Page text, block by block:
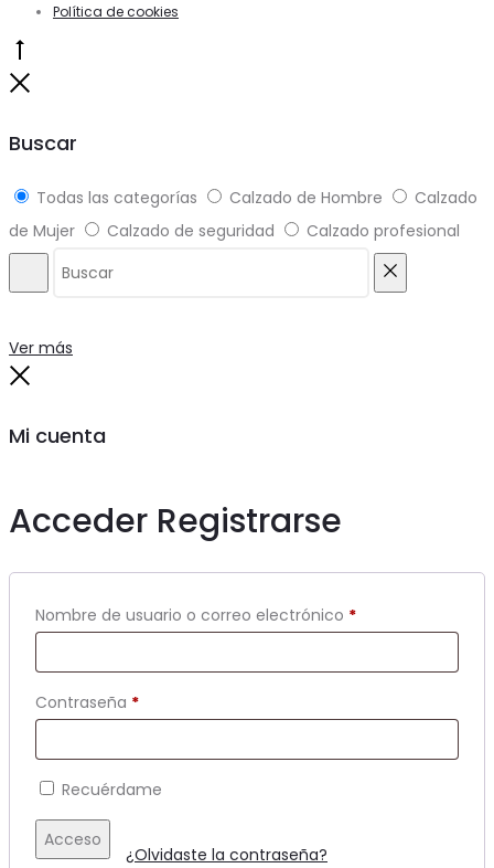
dePolítica de cookies
Buscar
Todas las categorías Calzado de Hombre
Calzado
de Mujer
Calzado de seguridad Calzado profesional
Ver más
Mi cuenta
Acceder Registrarse
Nombre de usuario o correo electrónico *Obligatorio
Contraseña *Obligatorio
Recuérdame
Acceso
¿Olvidaste la contraseña?